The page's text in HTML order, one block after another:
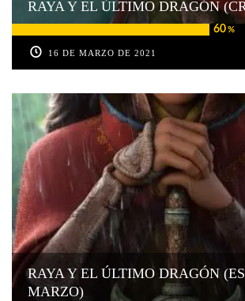
60%
RAYA Y EL ÚLTIMO DRAGÓN
16 DE MARZO DE 2021
RAYA Y EL ÚLTIMO DRAGÓN
MARZO)